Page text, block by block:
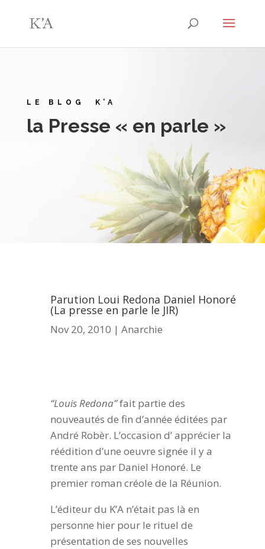
LE BLOG K’A
la Presse « en parle »
Parution Loui Redona Daniel Honoré
(La presse en parle le JIR)
Nov 20, 2010 |Anarchie
“Louis Redona”fait partie des
nouveautés de fin d’année éditées par
André Robèr. L’occasion d’ apprécier la
réédition d’une oeuvre signée il y a
trente ans par Daniel Honoré. Le
premier roman créole de la Réunion.
L’éditeur du K’A n’était pas là en
personne hier pour le rituel de
présentation de ses nouvelles